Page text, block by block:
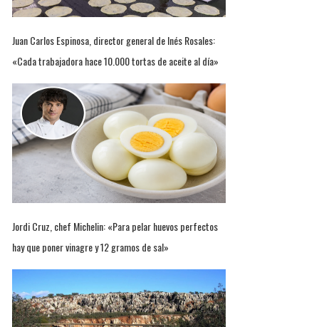
Juan Carlos Espinosa, director general de Inés Rosales:
«Cada trabajadora hace 10.000 tortas de aceite al día»
Jordi Cruz, chef Michelin: «Para pelar huevos perfectos
hay que poner vinagre y 12 gramos de sal»